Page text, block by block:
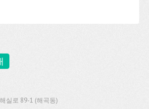
실로 89-1 (해곡동)